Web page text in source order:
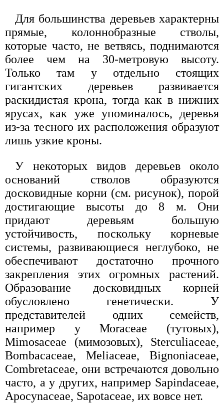
Для большинства деревьев характерны
прямые, колоннобразные стволы,
которые часто, не ветвясь, поднимаются
более чем на 30-метровую высоту.
Только там у отдельно стоящих
гигантских деревьев развивается
раскидистая крона, тогда как в нижних
ярусах, как уже упоминалось, деревья
из-за тесного их расположения образуют
лишь узкие кроны.
У некоторых видов деревьев около
оснований стволов образуются
досковидные корни (см. рисунок), порой
достигающие высоты до 8 м. Они
придают деревьям большую
устойчивость, поскольку корневые
системы, развивающиеся неглубоко, не
обеспечивают достаточно прочного
закрепления этих огромных растений.
Образование досковидных корней
обусловлено генетически. У
представителей одних семейств,
например у Моrасеае (тутовых),
Mimosaceae (мимозовых), Sterculiaceae,
Bombacaceae, Meliaceae, Bignoniaceae,
Combretaceae, они встречаются довольно
часто, а у других, например Sapindaceae,
Apocynaceae, Sapotaceae, их вовсе нет.